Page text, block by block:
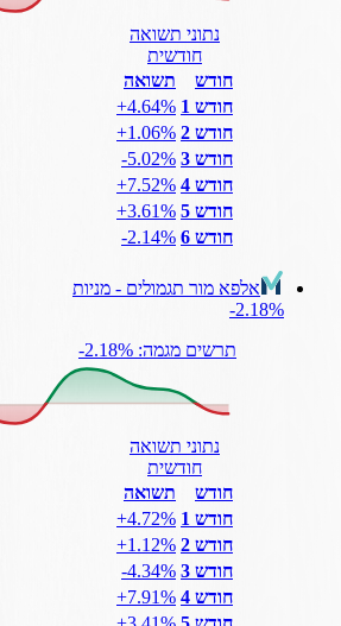
נתוני תשואה
חודשית
חודש
תשואה
חודש 1
‎+4.64%
חודש 2
‎+1.06%
חודש 3
‎-5.02%
חודש 4
‎+7.52%
חודש 5
‎+3.61%
חודש 6
‎-2.14%
אלפא מור תגמולים - מניות
‎-2.18%
תרשים מגמה: ‎-2.18%
נתוני תשואה
חודשית
חודש
תשואה
חודש 1
‎+4.72%
חודש 2
‎+1.12%
חודש 3
‎-4.34%
חודש 4
‎+7.91%